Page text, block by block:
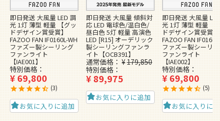
即日発送 大風量 LED 調
光 1灯 薄型 軽量 【グッ
ドデザイン賞受賞】
FAZOO FAN IF0160L-WH
ファズー製シーリング
ファンライト
【IAE001】
特別価格
¥69,800
3
お気に入りに追加
即日発送 大風量 傾斜対
応 LED 電球色/温白色/
昼白色 5灯 軽量 高演色
LED [R15] オーデリック
製シーリングファンラ
イト【OCB391】
通常価格 ¥179,850
特別価格
¥89,975
お気に入りに追加
即日発送 大風量
光 1灯 薄型 軽量 【
ドデザイン賞受賞】
FAZOO FAN
ファズー製シーリ
ファンライト
【IAE002】
特別価格
¥69,800
5
お気に入りに